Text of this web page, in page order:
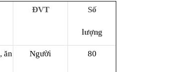
ĐVT Số
l­ượng
, ăn
Người 80